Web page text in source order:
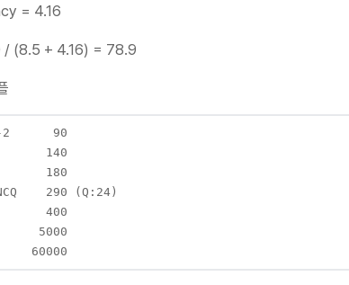
= 4.16
(8.5 + 4.16) = 78.9
2      90
140
180
NCQ    290 (Q:24)
400
5000